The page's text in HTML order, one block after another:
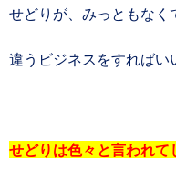
せどりが、みっともなく
違うビジネスをすればい
せどりは色々と言われて